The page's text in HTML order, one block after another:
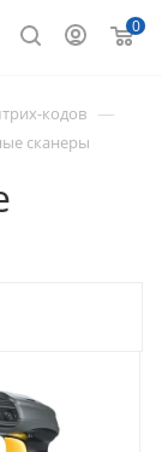
0
кодов —
сканеры